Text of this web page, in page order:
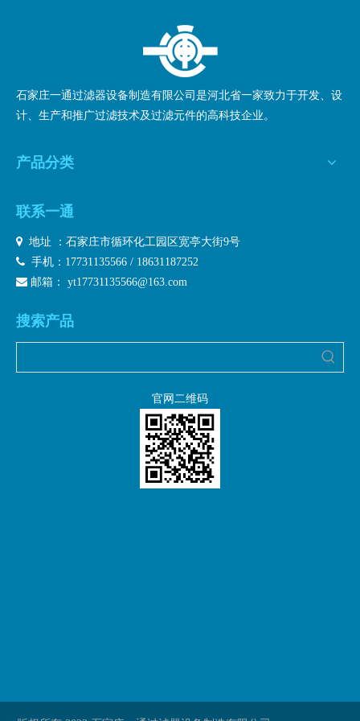
石家庄一通过滤器设备制造有限公司是河北省一家致力于开发、设
计、生产和推广过滤技术及过滤元件的高科技企业。
产品分类
联系一通
 地址 ：石家庄市循环化工园区宽亭大街9号
 手机：17731135566 / 18631187252
 邮箱： yt17731135566@163.com
搜索产品
官网二维码